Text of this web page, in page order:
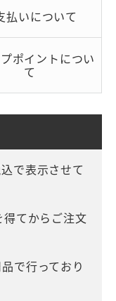
払いについて
ポイントについ
て
で表示させて
てからご注文
で行っており